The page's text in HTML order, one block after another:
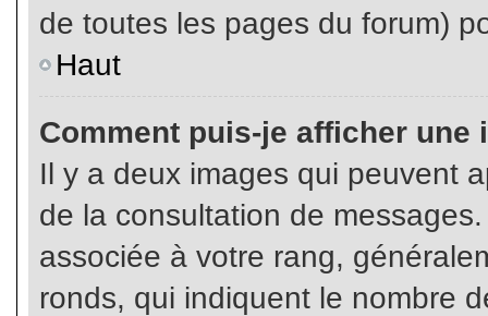
de toutes les pages du forum)
Haut
Comment puis-je afficher une
Il y a deux images qui peuvent
de la consultation de
associée à votre rang,
ronds, qui indiquent le nombre